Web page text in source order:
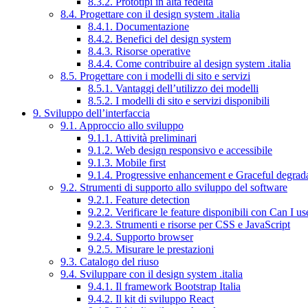
8.4. Progettare con il design system .italia
8.4.1. Documentazione
8.4.2. Benefici del design system
8.4.3. Risorse operative
8.4.4. Come contribuire al design system .italia
8.5. Progettare con i modelli di sito e servizi
8.5.1. Vantaggi dell’utilizzo dei modelli
8.5.2. I modelli di sito e servizi disponibili
9. Sviluppo dell’interfaccia
9.1. Approccio allo sviluppo
9.1.1. Attività preliminari
9.1.2. Web design responsivo e accessibile
9.1.3. Mobile first
9.1.4. Progressive enhancement e Graceful
9.2. Strumenti di supporto allo sviluppo del software
9.2.1. Feature detection
9.2.2. Verificare le feature disponibili con Can I
9.2.3. Strumenti e risorse per CSS e JavaScript
9.2.4. Supporto browser
9.2.5. Misurare le prestazioni
9.3. Catalogo del riuso
9.4. Sviluppare con il design system .italia
9.4.1. Il framework Bootstrap Italia
9.4.2. Il kit di sviluppo React